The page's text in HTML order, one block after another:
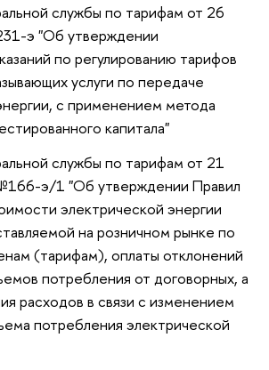
службы по тарифам от 26
э "Об утверждении
по регулированию тарифов
услуги по передаче
с применением метода
капитала"
службы по тарифам от 21
э/1 "Об утверждении Правил
электрической энергии
на розничном рынке по
(тарифам), оплаты отклонений
потребления от договорных, а
расходов в связи с изменением
потребления электрической